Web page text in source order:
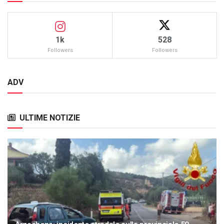
1k
Followers
528
Followers
ADV
ULTIME NOTIZIE